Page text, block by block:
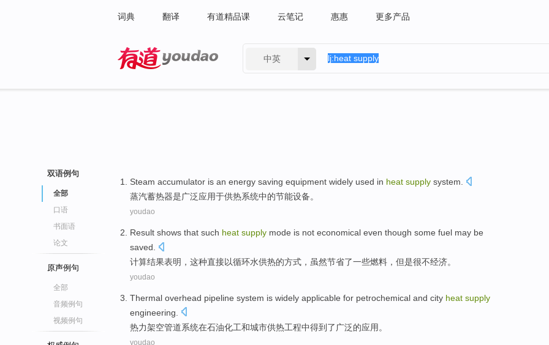
词典 翻译 有道精品课 云笔记 惠惠 更多产品
中英
双语例句
全部
口语
书面语
论文
原声例句
全部
音频例句
视频例句
Steam accumulator is an energy saving equipment widely used in heat supply system
蒸汽蓄热器是广泛应用于供热系统中的节能设备。
youdao
Result shows that such heat supply mode is not economical even though some fuel may be
saved
计算结果表明 ， 这种直接以循环水供热的方式 ， 虽然节省了一些燃料 ，但是很不经济。
youdao
Thermal overhead pipeline system is widely applicable for petrochemical and city heat supply
engineering
热力架空管道系统在石油化工和城市供热工程中得到了广泛的应用。
youdao